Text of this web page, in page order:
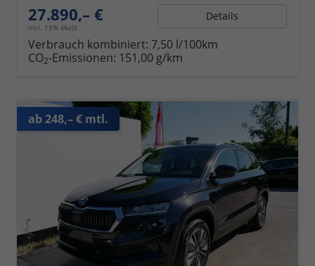
27.890,– €
incl. 19% MwSt.
Details
Verbrauch kombiniert: 7,50 l/100km
CO2-Emissionen: 151,00 g/km
ab 248,– € mtl.